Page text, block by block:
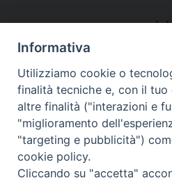
seguici
Informativa
Utilizziamo cookie o
finalità tecniche e, con il tuo
altre finalità ("interazioni e
"miglioramento
"targeting e pubblicità")
cookie policy.
Cliccando su "accetta"